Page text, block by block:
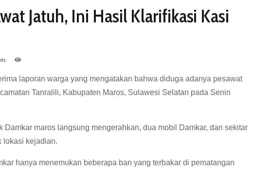
Jatuh, Ini Hasil Klarifikasi Kasi
laporan warga yang mengatakan bahwa diduga adanya pesawat
Tanralili, Kabupaten Maros, Sulawesi Selatan pada Senin
Damkar maros langsung mengerahkan, dua mobil Damkar, dan sekitar
lokasi kejadian.
hanya menemukan beberapa ban yang terbakar di pematangan